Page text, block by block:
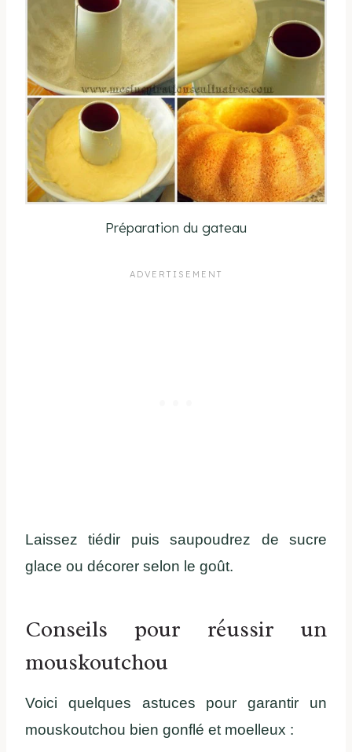
Préparation du gateau
Laissez tiédir puis saupoudrez de sucre
glace ou décorer selon le goût.
Conseils pour réussir un
mouskoutchou
Voici quelques astuces pour garantir un
mouskoutchou bien gonflé et moelleux :